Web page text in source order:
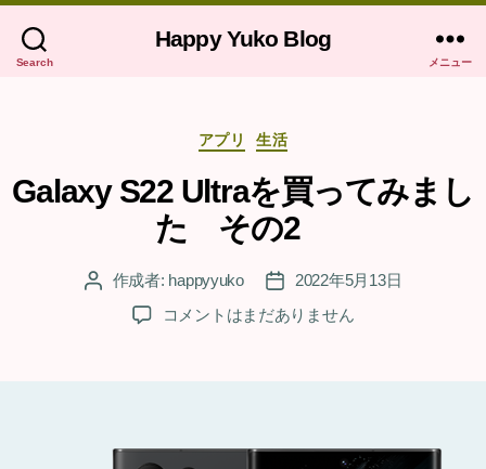
Search
Happy Yuko Blog
メニュー
カ
テ
ゴ
リ
ー
アプリ 生活
Galaxy S22 Ultraを買ってみまし
た その2
投 作成者: happyyuko
投
稿
日
2022年5月13日
Galaxy
コメントはまだありません